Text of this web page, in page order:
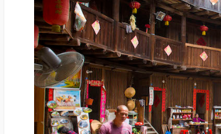
Εμείς, οι πολιτισμένοι άνθρωποι,
κάνουμε τα πάντα — δεν
γνωρίσουμε σε βάθος τα υλικά της γης
να χτίσουμε ή να κατασκευάσουμε τα